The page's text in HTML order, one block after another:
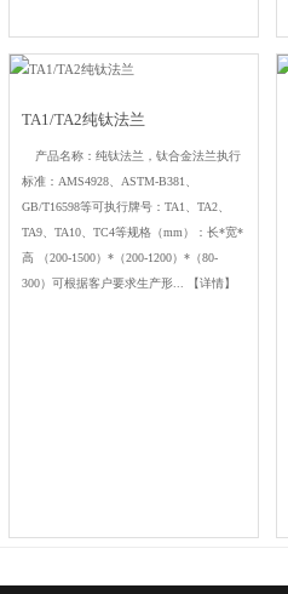
TA1/TA2纯钛法兰
产品名称：纯钛法兰，钛合金法兰执行
标准：AMS4928、ASTM-B381、
GB/T16598等可执行牌号：TA1、TA2、
TA9、TA10、TC4等规格（mm）：长*宽*
高 （200-1500）*（200-1200）*（80-
300）可根据客户要求生产形...
【详情】